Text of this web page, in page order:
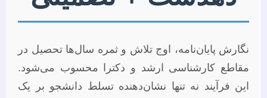
نگارش پایان‌نامه، اوج تلاش و ثمره سال‌ها تحصیل در
مقاطع کارشناسی ارشد و دکترا محسوب می‌شود.
این فرآیند نه تنها نشان‌دهنده تسلط دانشجو بر یک